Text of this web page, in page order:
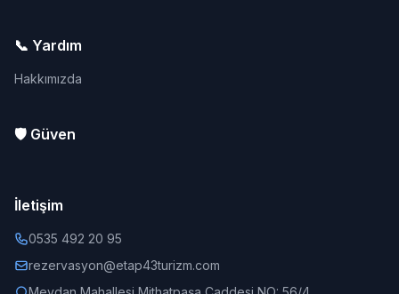
📞 Yardım
Hakkımızda
🛡️ Güven
İletişim
0535 492 20 95
rezervasyon@etap43turizm.com